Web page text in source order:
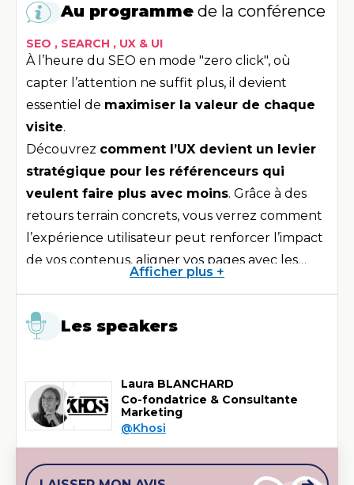
Au programme de la conférence
SEO , SEARCH , UX & UI
À l’heure du SEO en mode "zero click", où
capter l’attention ne suffit plus, il devient
essentiel de maximiser la valeur de chaque
visite.
Découvrez comment l’UX devient un levier
stratégique pour les référenceurs qui
veulent faire plus avec moins. Grâce à des
retours terrain concrets, vous verrez comment
l’expérience utilisateur peut renforcer l’impact
de vos contenus, aligner vos pages avec les
objectifs des utilisateurs, et transformer le
Au programme de ce webinar :
gagnant pour gagner des leads sur la
mauvaise qualité = plafond de verre
Améliorer son taux de conversion avec des
appels à l’actions alignés sur l’intention de
Les heatmaps pour mieux répondre à
Afficher plus +
Les speakers
Laura BLANCHARD
Co-fondatrice & Consultante
Marketing
@Khosi